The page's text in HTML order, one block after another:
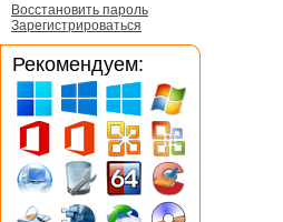
Восстановить пароль
Зарегистрироваться
Рекомендуем: